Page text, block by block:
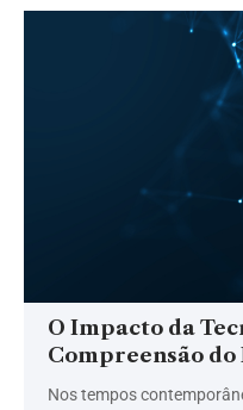
O Impacto da
Compreensão do
Nos tempos